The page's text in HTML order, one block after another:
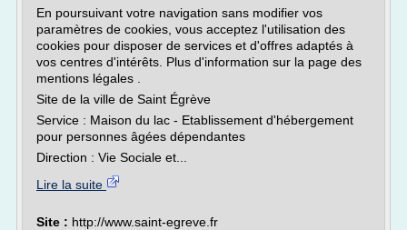
En poursuivant votre navigation sans modifier vos
paramètres de cookies, vous acceptez l'utilisation des
cookies pour disposer de services et d'offres adaptés à
vos centres d'intérêts. Plus d'information sur la page des
mentions légales .
Site de la ville de Saint Égrève
Service : Maison du lac - Etablissement d'hébergement
pour personnes âgées dépendantes
Direction : Vie Sociale et...
Lire la suite
Site : http://www.saint-egreve.fr